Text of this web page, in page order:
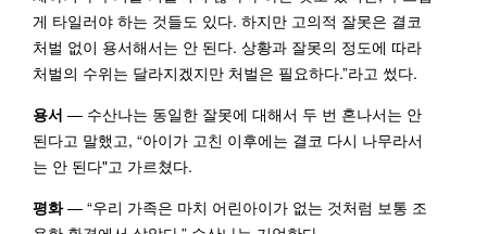
게 타일러야 하는 것들도 있다. 하지만 고의적 잘못은 결코
처벌 없이 용서해서는 안 된다. 상황과 잘못의 정도에 따라
처벌의 수위는 달라지겠지만 처벌은 필요하다.”라고 썼다.
용서 — 수산나는 동일한 잘못에 대해서 두 번 혼나서는 안
된다고 말했고, “아이가 고친 이후에는 결코 다시 나무라서
는 안 된다"고 가르쳤다.
평화— “우리 가족은 마치 어린아이가 없는 것처럼 보통 조